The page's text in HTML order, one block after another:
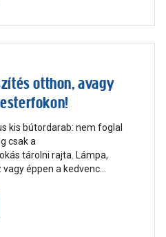
otthon, avagy
kis bútordarab: nem foglal
csak a
tárolni rajta. Lámpa,
éppen a kedvenc
– farönk, könyv vagy éppen
szuper „csináld